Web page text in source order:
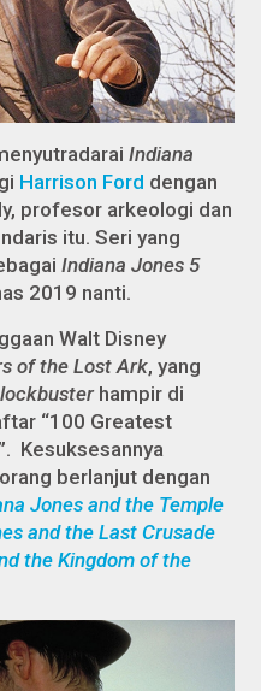
Indiana
Harrison Ford dengan
profesor arkeologi dan
itu. Seri yang
Indiana Jones 5
2019 nanti.
Walt Disney
of the Lost Ark, yang
hampir di
“100 Greatest
Kesuksesannya
berlanjut dengan
Jones and the Temple
and the Last Crusade
the Kingdom of the